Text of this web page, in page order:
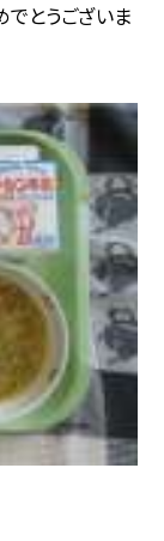
とうございま